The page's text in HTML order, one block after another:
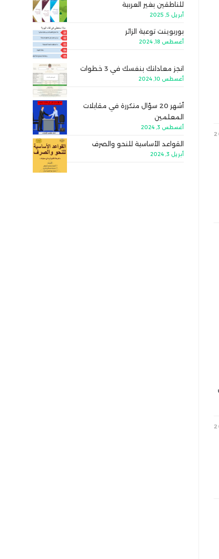
للناطقين بغير العربية
أبريل 5, 2025
بوربوينت توعية الزائر
أغسطس 18, 2024
انجز معادلتك بنفسك في 3 خطوات
أغسطس 10, 2024
أشهر 20 سؤال متكررة في مقابلات
المعلمين
أغسطس 3, 2024
القواعد الأساسية للنحو والصرف
أبريل 3, 2024